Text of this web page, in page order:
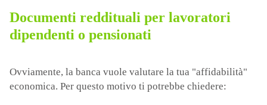
Documenti reddituali per lavoratori
dipendenti o pensionati
Ovviamente, la banca vuole valutare la tua "affidabilità"
economica. Per questo motivo ti potrebbe chiedere: